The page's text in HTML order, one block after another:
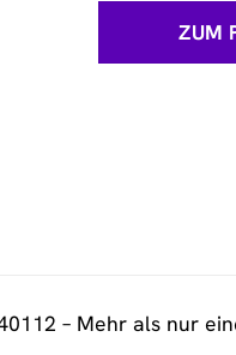
ZUM
– Mehr als nur